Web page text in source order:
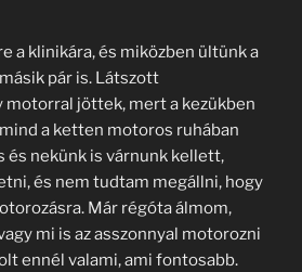
a klinikára, és miközben ültünk a
pár is. Látszott
jöttek, mert a kezükben
a ketten motoros ruhában
és nekünk is várnunk kellett,
és nem tudtam megállni, hogy
Már régóta álmom,
mi is az asszonnyal motorozni
ennél valami, ami fontosabb.